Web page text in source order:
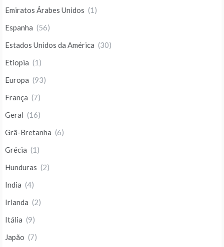
Emiratos Árabes Unidos (1)
Espanha (56)
Estados Unidos da América (30)
Etiopia (1)
Europa (93)
França (7)
Geral (16)
Grã-Bretanha (6)
Grécia (1)
Hunduras (2)
India (4)
Irlanda (2)
Itália (9)
Japão (7)